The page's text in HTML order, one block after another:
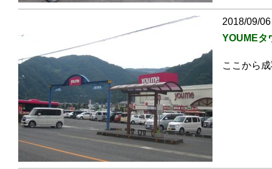
2018/09/
YOUMEタ
ここから